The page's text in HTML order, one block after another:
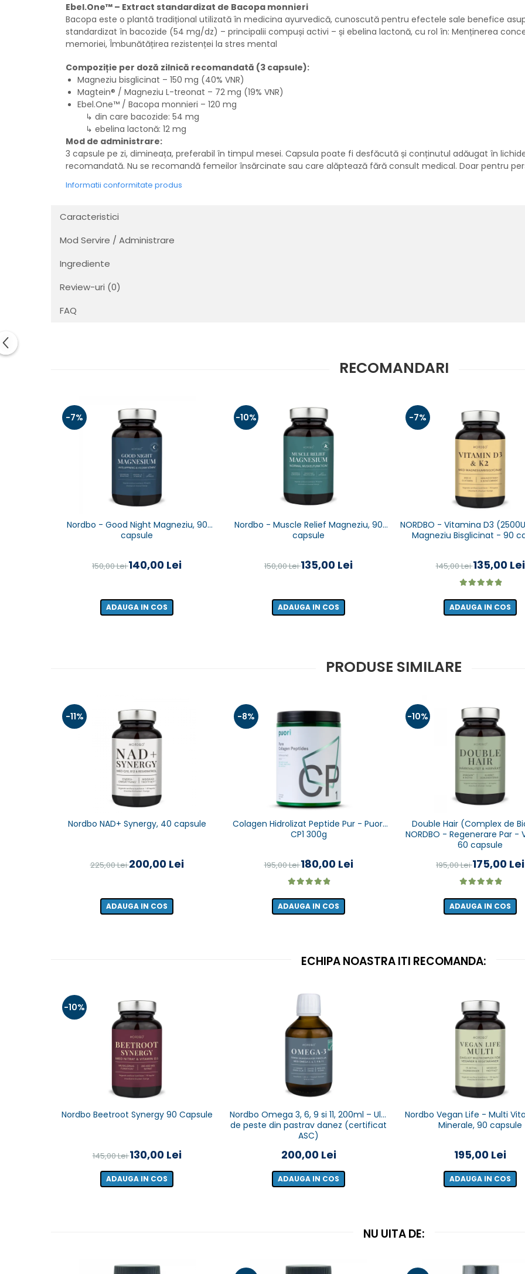
Ebel.One™ – Extract standardizat de Bacopa monnieri
Bacopa este o plantă tradițional utilizată în medicina ayurvedică, cunoscută pentru efectele sale benefice
standardizat în bacozide (54 mg/dz) – principalii compuși activi – și ebelina lactonă, cu rol în: Menținerea
memoriei, Îmbunătățirea rezistenței la stres mental
Compoziție per doză zilnică recomandată (3 capsule):
Magneziu bisglicinat – 150 mg (40% VNR)
Magtein® / Magneziu L-treonat – 72 mg (19% VNR)
Ebel.One™ / Bacopa monnieri – 120 mg
↳ din care bacozide: 54 mg
↳ ebelina lactonă: 12 mg
Mod de administrare:
3 capsule pe zi, dimineața, preferabil în timpul mesei. Capsula poate fi desfăcută și conținutul adăugat în
recomandată. Nu se recomandă femeilor însărcinate sau care alăptează fără consult medical. Doar pentru
Informatii conformitate produs
Caracteristici
Mod Servire / Administrare
Ingrediente
Review-uri (0)
FAQ
RECOMANDARI
-7%
Nordbo - Good Night Magneziu, 90
capsule
150,00 Lei140,00 Lei
ADAUGA IN COS
-10%
Nordbo - Muscle Relief Magneziu, 90
capsule
150,00 Lei135,00 Lei
ADAUGA IN COS
-7%
NORDBO - Vitamina D3
Magneziu Bisglicinat - 90
145,00 Lei135,00 Lei
ADAUGA IN COS
PRODUSE SIMILARE
-11%
Nordbo NAD+ Synergy, 40 capsule
225,00 Lei200,00 Lei
ADAUGA IN COS
-8%
Colagen Hidrolizat Peptide Pur - Puori
CP1 300g
195,00 Lei180,00 Lei
ADAUGA IN COS
-10%
Double Hair (Complex de
NORDBO - Regenerare Par -
60 capsule
195,00 Lei175,00 Lei
ADAUGA IN COS
ECHIPA NOASTRA ITI RECOMANDA:
-10%
Nordbo Beetroot Synergy 90 Capsule
145,00 Lei130,00 Lei
ADAUGA IN COS
Nordbo Omega 3, 6, 9 si 11, 200ml – Ulei
de peste din pastrav danez (certificat
ASC)
200,00 Lei
ADAUGA IN COS
Nordbo Vegan Life - Multi
Minerale, 90 capsule
195,00 Lei
ADAUGA IN COS
NU UITA DE: